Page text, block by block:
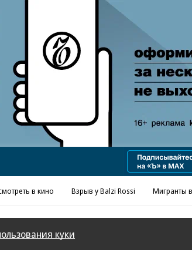
в «Ъ» www.kommersant.ru/ad
в кино Взрыв у Balzi Rossi Мигранты
куки